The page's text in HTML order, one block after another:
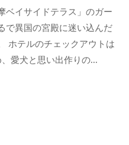
ベイサイドテラス」のガー
で異国の宮殿に迷い込んだ
ホテルのチェックアウトは
愛犬と思い出作りの...